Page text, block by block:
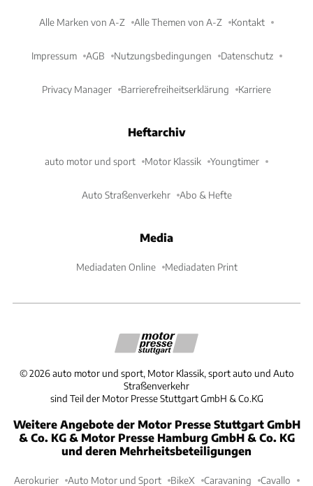
Alle Marken von A-Z Alle Themen von A-Z Kontakt
Impressum AGB Nutzungsbedingungen Datenschutz
Privacy Manager Barrierefreiheitserklärung Karriere
Heftarchiv
auto motor und sport Motor Klassik Youngtimer
Auto Straßenverkehr Abo & Hefte
Media
Mediadaten Online Mediadaten Print
©2026 auto motor und sport, Motor Klassik, sport auto und Auto
Straßenverkehr
sind Teil der Motor Presse Stuttgart GmbH & Co.KG
Weitere Angebote der Motor Presse Stuttgart GmbH
& Co. KG & Motor Presse Hamburg GmbH & Co. KG
und deren Mehrheitsbeteiligungen
Aerokurier Auto Motor und Sport BikeX Caravaning Cavallo